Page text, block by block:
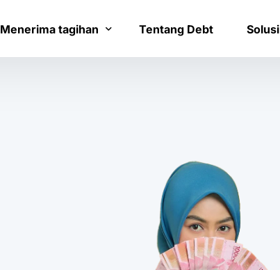
Menerima tagihan Tentang Debt Solusi